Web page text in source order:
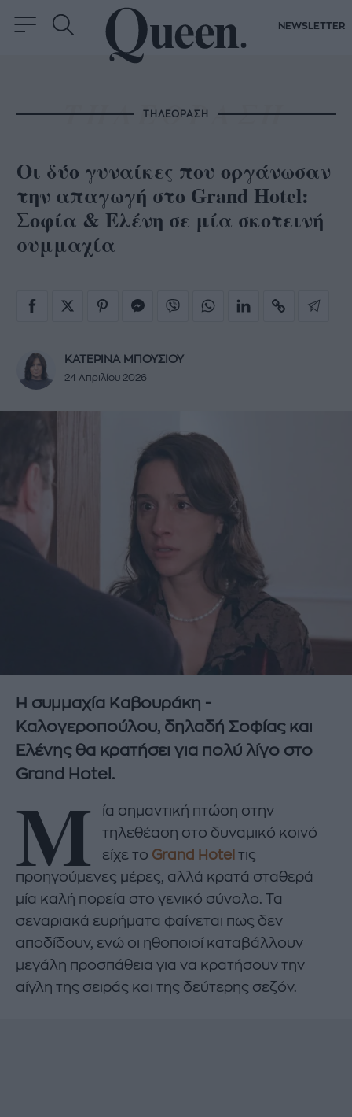
NEWSLETTER
ΤΗΛΕΟΡΑΣΗ
Οι δύο γυναίκες που οργάνωσαν
την απαγωγή στο Grand Hotel:
Σοφία & Ελένη σε μία σκοτεινή
συμμαχία
ΚΑΤΕΡΙΝΑ ΜΠΟΥΣΙΟΥ
24 Απριλίου 2026
Η συμμαχία Καβουράκη -
Καλογεροπούλου, δηλαδή Σοφίας και
Ελένης θα κρατήσει για πολύ λίγο στο
Grand Hotel.
Μ
ία σημαντική πτώση στην
τηλεθέαση στο δυναμικό κοινό
είχε το Grand Hotelτις
προηγούμενες μέρες, αλλά κρατά σταθερά
μία καλή πορεία στο γενικό σύνολο. Τα
σεναριακά ευρήματα φαίνεται πως δεν
αποδίδουν, ενώ οι ηθοποιοί καταβάλλουν
μεγάλη προσπάθεια για να κρατήσουν την
αίγλη της σειράς και της δεύτερης σεζόν.